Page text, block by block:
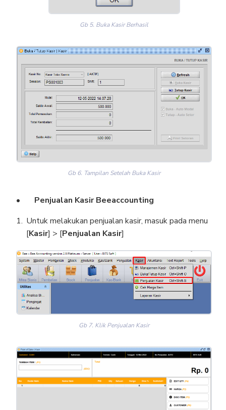
Gb 5. Buka Kasir Berhasil
Gb 6. Tampilan Setelah Buka Kasir
Penjualan Kasir Beeaccounting
Untuk melakukan penjualan kasir, masuk pada menu
[Kasir] > [Penjualan Kasir]
Gb 7. Klik Penjualan Kasir